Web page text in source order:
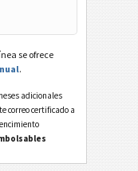
se ofrece
.
adicionales
correo certificado a